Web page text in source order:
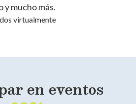
y mucho más.
en eventos